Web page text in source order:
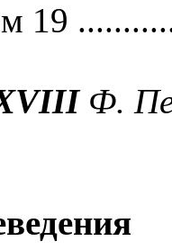
19
Ф.